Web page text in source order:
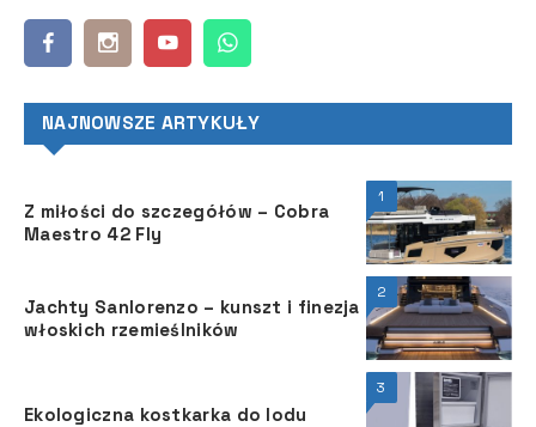
NAJNOWSZE ARTYKUŁY
1
Z miłości do szczegółów – Cobra
Maestro 42 Fly
2
Jachty Sanlorenzo – kunszt i finezja
włoskich rzemieślników
3
Ekologiczna kostkarka do lodu